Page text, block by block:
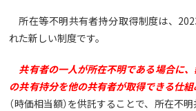
所在等不明共有者持分取得制度は、
れた新しい制度です。
共有者の一人が所在不明である場合に
の共有持分を他の共有者が取得できる仕
（時価相当額）を供託することで、所在不